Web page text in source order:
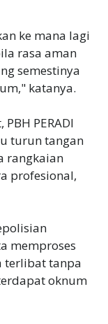
ke mana lagi
rasa aman
semestinya
katanya.
PERADI
turun tangan
rangkaian
profesional,
memproses
terlibat tanpa
oknum